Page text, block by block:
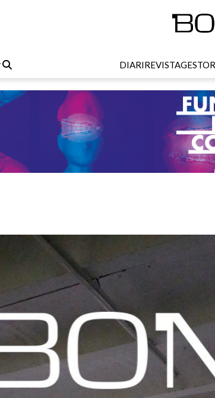
DIARIREVISTA